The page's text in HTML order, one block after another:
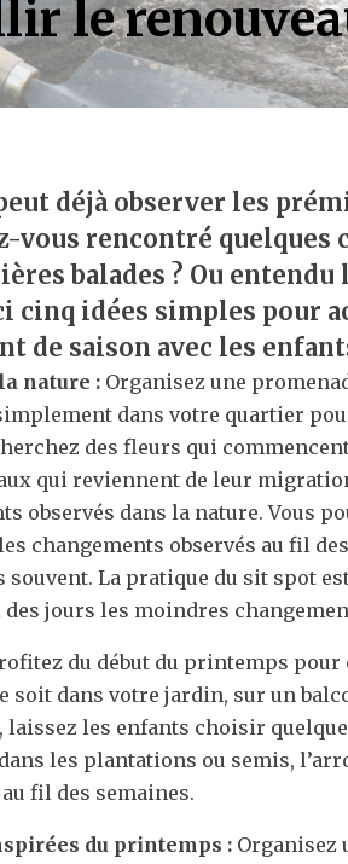
le
déjà observer les
vous rencontré quelques
balades ? Ou
cinq idées simples pour
de saison avec les
nature : Organisez une
dans votre quartier
des fleurs qui
qui reviennent de leur
observés dans la nature. Vous
changements observés au fil
La pratique du sit spot
des jours les moindres
du début du printemps
soit dans votre jardin, sur un
les enfants choisir
les plantations ou semis,
fil des semaines.
du printemps : Organisez